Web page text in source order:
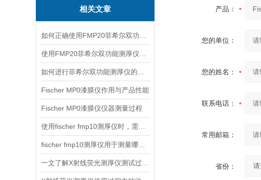
相关文章
Fischer MP0漆膜仪作用与产品性能
Fischer MP0漆膜仪仪器测量过程
产品：
您的单位：
您的姓名：
联系电话：
常用邮箱：
省份：